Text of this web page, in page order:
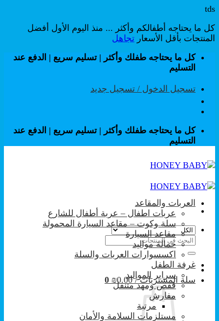
tds
كل ما يحتاجه أطفالكم وأكثر ... منذ اليوم الأول أفضل
المنتجات بأقل الأسعار تجاهل
تخطي
للمحتوى
كل ما يحتاجه طفلك وأكثر | تسليم سريع | الدفع عند
التسليم
تسجيل الدخول / تسجيل جديد
كل ما يحتاجه طفلك وأكثر | تسليم سريع | الدفع عند
التسليم
البحث
عن:
سلة المشتريات / ₪0.00
0
العربات والمقاعد
عربات اطفال – عربة أطفال للشارع
سلة وكوت – مقاعد السيارة المحمولة
مقاعد السيارة
حمالة مواليد
اكسسوارات العربات والسلة
غرفة الطفل
سراير المواليد
قفص ومهد متنقل
مفارش
مرتبة
مستلزمات السلامة والأمان